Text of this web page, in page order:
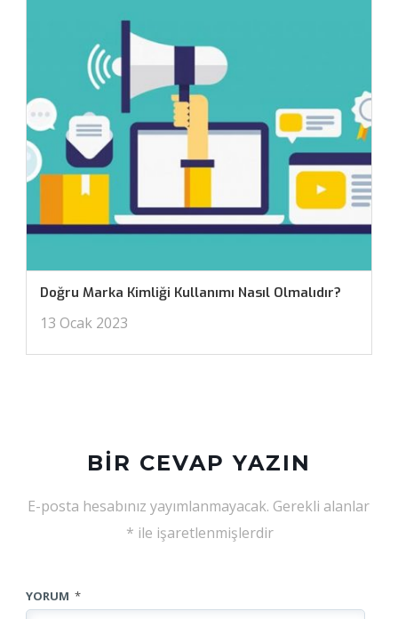
Doğru Marka Kimliği Kullanımı Nasıl Olmalıdır?
13 Ocak 2023
BIR CEVAP YAZIN
E-posta hesabınız yayımlanmayacak. Gerekli alanlar
* ile işaretlenmişlerdir
YORUM *